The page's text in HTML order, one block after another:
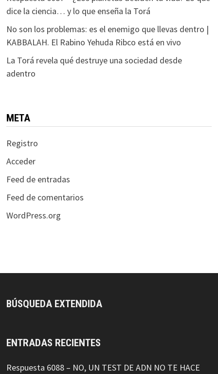
dice la ciencia… y lo que enseña la Torá
No son los problemas: es el enemigo que llevas dentro |
KABBALAH. El Rabino Yehuda Ribco está en vivo
La Torá revela qué destruye una sociedad desde
adentro
META
Registro
Acceder
Feed de entradas
Feed de comentarios
WordPress.org
BÚSQUEDA EXTENDIDA
ENTRADAS RECIENTES
Respuesta 6088 – NO, UN TEST DE ADN NO TE HACE